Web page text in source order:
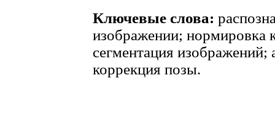
Ключевые слова:
изображении; нормировка
сегментация изображений;
коррекция позы.